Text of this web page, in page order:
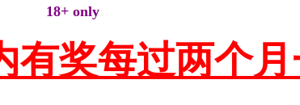
18+ only
有奖每过两个月